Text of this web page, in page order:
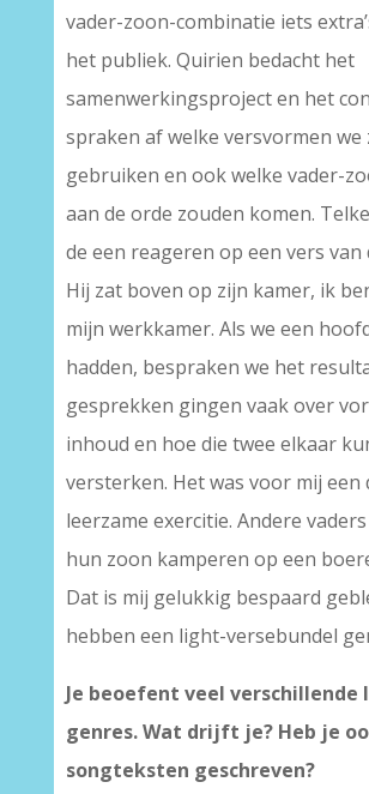
vader-zoon-combinatie iets
het publiek. Quirien bedacht het
samenwerkingsproject en het
spraken af welke versvormen we
gebruiken en ook welke vader-
aan de orde zouden komen.
de een reageren op een vers van
Hij zat boven op zijn kamer, ik
mijn werkkamer. Als we een
hadden, bespraken we het
gesprekken gingen vaak over
inhoud en hoe die twee elkaar
versterken. Het was voor mij een
leerzame exercitie. Andere
hun zoon kamperen op een
Dat is mij gelukkig bespaard
hebben een light-versebundel
Je beoefent veel
genres. Wat drijft je? Heb je
songteksten geschreven?